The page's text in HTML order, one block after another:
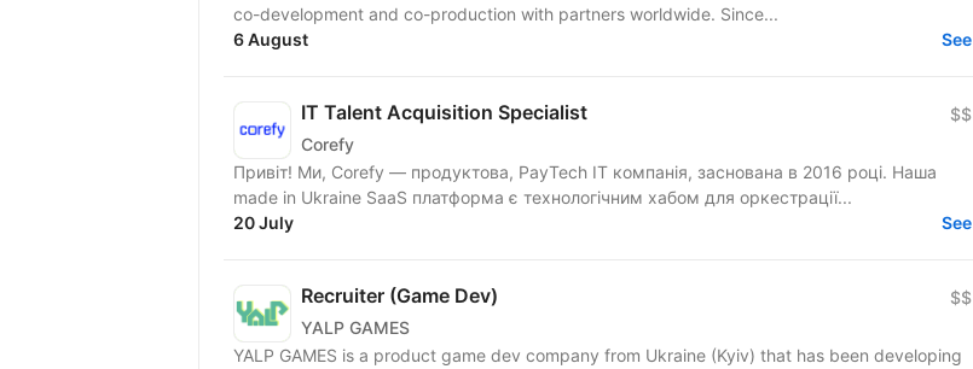
co-development and co-production with partners worldwide. Since...
6 August
See
IT Talent Acquisition Specialist
Corefy
$$
Привіт! Ми, Corefy — продуктова, PayTech IT компанія, заснована в 2016 році. Наша
made in Ukraine SaaS платформа є технологічним хабом для оркестрації...
20 July
See
Recruiter (Game Dev)
YALP GAMES
$$
YALP GAMES is a product game dev company from Ukraine (Kyiv) that has been developing